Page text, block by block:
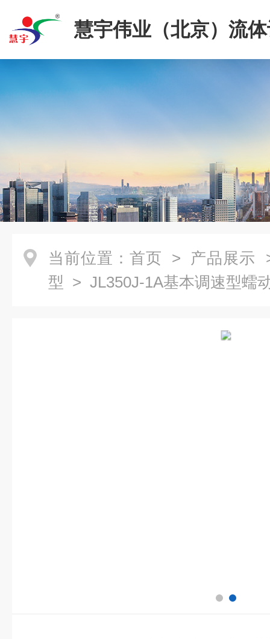
慧宇伟业（北京）流
限公司
当前位置： 首页 > 产品展示
型 > JL350J-1A基本调速型蠕